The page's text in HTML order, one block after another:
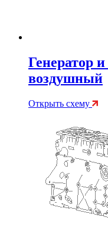
Генератор
воздушный
Открыть схему